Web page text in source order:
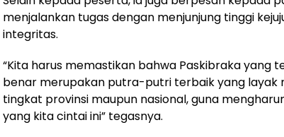
menjalankan tugas dengan menjunjung tinggi
integritas.
“Kita harus memastikan bahwa Paskibraka yang
benar merupakan putra-putri terbaik yang layak
tingkat provinsi maupun nasional, guna
yang kita cintai ini” tegasnya.